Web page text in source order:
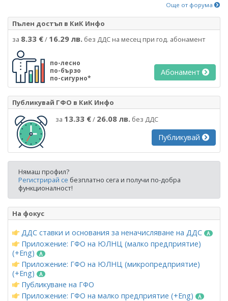
Още от форума
Пълен достъп в КиК Инфо
за 8.33 €/ 16.29 лв. без ДДС на месец при год. абонамент
по-лесно
по-бързо
по-сигурно*
Абонамент
Публикувай ГФО в КиК Инфо
за 13.33 €/ 26.08 лв. без ДДС
Публикувай
Нямаш профил?
Регистрирай се безплатно сега и получи по-добра
функционалност!
На фокус
ДДС ставки и основания за неначисляване на ДДС
Приложение: ГФО на ЮЛНЦ (малко предприятие)
(+Eng)
Приложение: ГФО на ЮЛНЦ (микропредприятие)
(+Eng)
Публикуване на ГФО
Приложение: ГФО на малко предприятие (+Eng)